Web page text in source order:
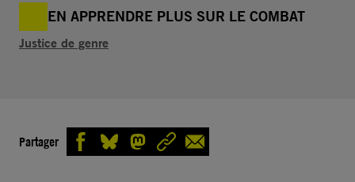
EN APPRENDRE PLUS SUR LE COMBAT
Justice de genre
Partager